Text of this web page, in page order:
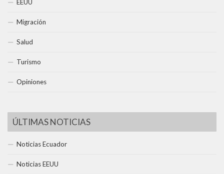
EEUU
Migración
Salud
Turismo
Opiniones
ÚLTIMAS NOTICIAS
Noticias Ecuador
Noticias EEUU